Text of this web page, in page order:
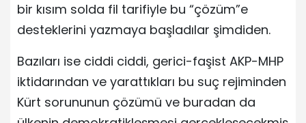
bir kısım solda fil tarifiyle bu “çözüm”e
desteklerini yazmaya başladılar şimdiden.
Bazıları ise ciddi ciddi, gerici-faşist AKP-MHP
iktidarından ve yarattıkları bu suç rejiminden
Kürt sorununun çözümü ve buradan da